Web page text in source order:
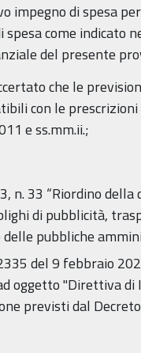
impegno di spesa
come indicato
del presente
che le
con le
e ss.mm.ii.;
n. 33 “Riordino
di pubblicità,
pubbliche
del 9 febbraio
oggetto "Direttiva
previsti dal